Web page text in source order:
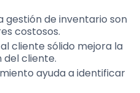
gestión de inventario son
costosos.
cliente sólido mejora la
cliente.
ayuda a identificar